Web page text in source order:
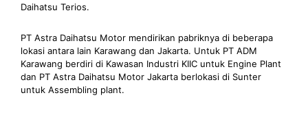
Daihatsu Terios.
PT Astra Daihatsu Motor mendirikan pabriknya di beberapa
lokasi antara lain Karawang dan Jakarta. Untuk PT ADM
Karawang berdiri di Kawasan Industri KIIC untuk Engine Plant
dan PT Astra Daihatsu Motor Jakarta berlokasi di Sunter
untuk Assembling plant.